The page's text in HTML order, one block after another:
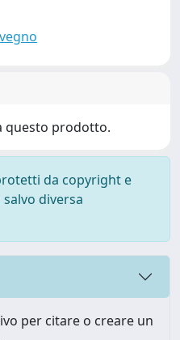
questo prodotto.
da copyright e
diversa
per citare o creare un